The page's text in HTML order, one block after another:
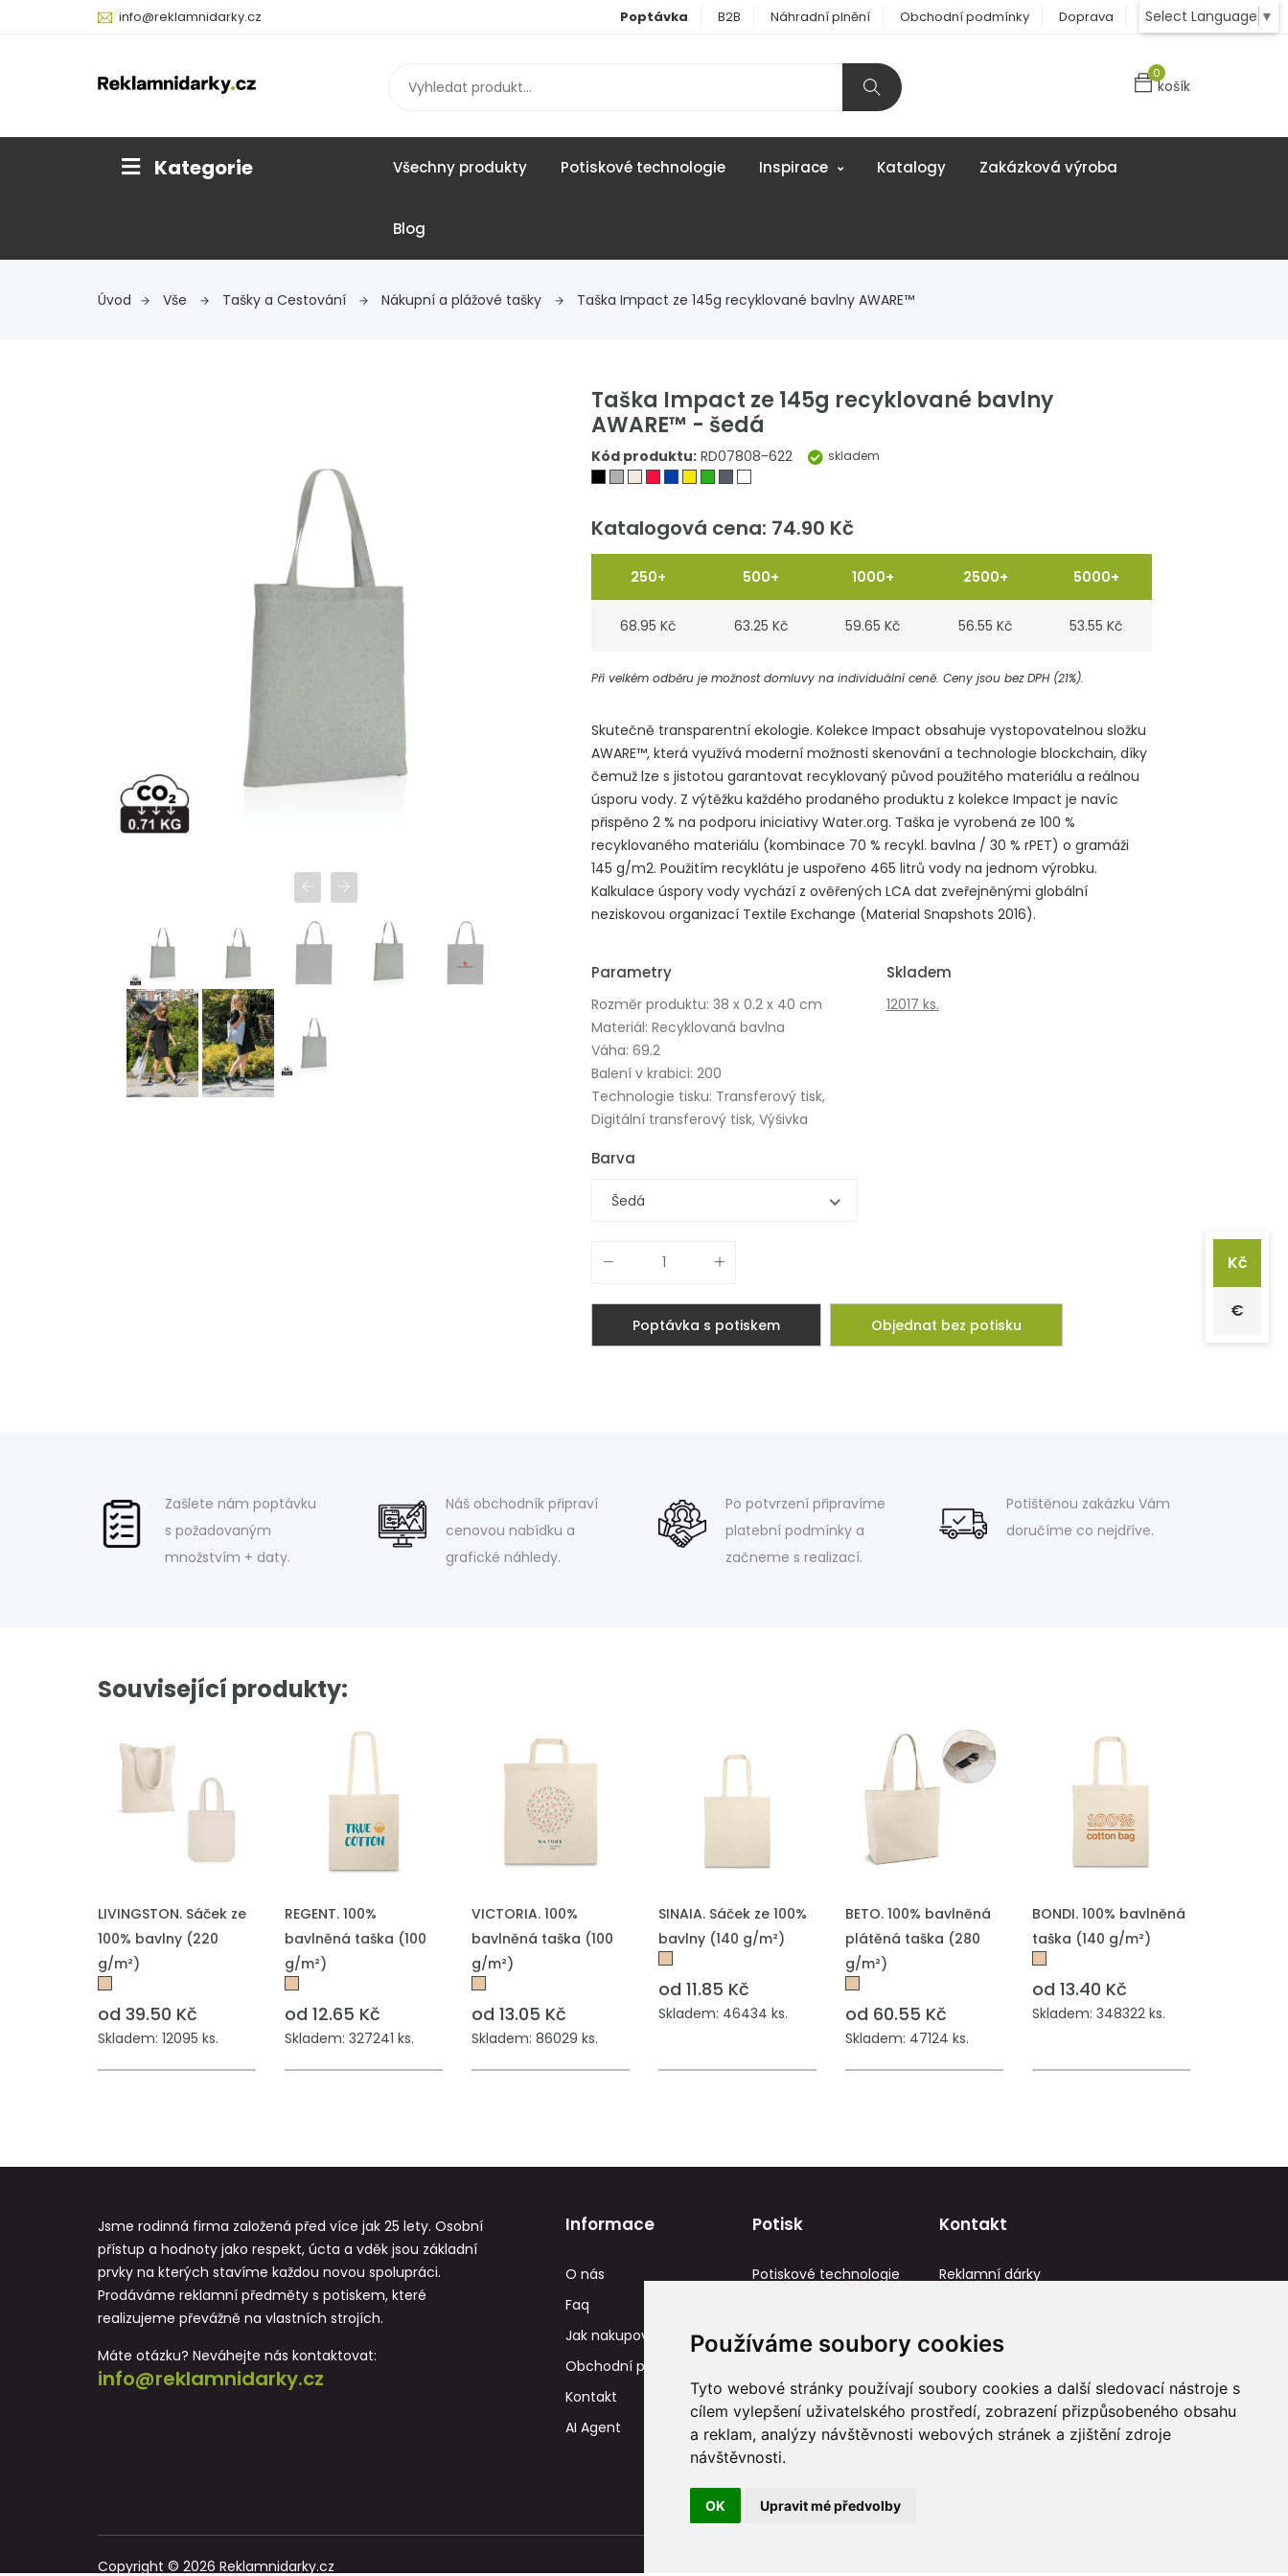
Používáme soubory cookies
Tyto webové stránky používají soubory cookies a další sledovací nástroje s
cílem vylepšení uživatelského prostředí, zobrazení přizpůsobeného obsahu
a reklam, analýzy návštěvnosti webových stránek a zjištění zdroje
návštěvnosti.
OK Upravit mé předvolby
Select Language ▼
info@reklamnidarky.cz Poptávka B2B Náhradní plnění Obchodní podmínky Doprava Kontakt
0
košík
Kategorie Všechny produkty Potiskové technologie Inspirace Katalogy Zakázková výroba
Blog
Úvod Vše Tašky a Cestování Nákupní a plážové tašky Taška Impact ze 145g recyklované bavlny AWARE™
Taška Impact ze 145g recyklované bavlny
AWARE™ - šedá
Kód produktu: RD07808-622 skladem
Katalogová cena: 74.90 Kč
250+ 500+ 1000+ 2500+ 5000+
68.95 Kč 63.25 Kč 59.65 Kč 56.55 Kč 53.55 Kč
Při velkém odběru je možnost domluvy na individuální ceně. Ceny jsou bez DPH (21%).
Skutečně transparentní ekologie. Kolekce Impact obsahuje vystopovatelnou složku
AWARE™, která využívá moderní možnosti skenování a technologie blockchain, díky
čemuž lze s jistotou garantovat recyklovaný původ použitého materiálu a reálnou
úsporu vody. Z výtěžku každého prodaného produktu z kolekce Impact je navíc
přispěno 2 % na podporu iniciativy Water.org. Taška je vyrobená ze 100 %
recyklovaného materiálu (kombinace 70 % recykl. bavlna / 30 % rPET) o gramáži
145 g/m2. Použitím recyklátu je uspořeno 465 litrů vody na jednom výrobku.
Kalkulace úspory vody vychází z ověřených LCA dat zveřejněnými globální
neziskovou organizací Textile Exchange (Material Snapshots 2016).
Parametry
Rozměr produktu: 38 x 0.2 x 40 cm
Materiál: Recyklovaná bavlna
Váha: 69.2
Balení v krabici: 200
Technologie tisku: Transferový tisk,
Digitální transferový tisk, Výšivka
Skladem
12017 ks.
Barva
Šedá
Poptávka s potiskem Objednat bez potisku
Zašlete nám poptávku
s požadovaným
množstvím + daty.
Náš obchodník připraví
cenovou nabídku a
grafické náhledy.
Po potvrzení připravíme
platební podmínky a
začneme s realizací.
Potištěnou zakázku Vám
doručíme co nejdříve.
Související produkty:
PŘIDAT DO POPTÁVKY
LIVINGSTON. Sáček ze
100% bavlny (220
g/m²)
od 39.50 Kč
Skladem: 12095 ks.
PŘIDAT DO POPTÁVKY
REGENT. 100%
bavlněná taška (100
g/m²)
od 12.65 Kč
Skladem: 327241 ks.
PŘIDAT DO POPTÁVKY
VICTORIA. 100%
bavlněná taška (100
g/m²)
od 13.05 Kč
Skladem: 86029 ks.
PŘIDAT DO POPTÁVKY
SINAIA. Sáček ze 100%
bavlny (140 g/m²)
od 11.85 Kč
Skladem: 46434 ks.
PŘIDAT DO POPTÁVKY
BETO. 100% bavlněná
plátěná taška (280
g/m²)
od 60.55 Kč
Skladem: 47124 ks.
PŘIDAT DO POPTÁVKY
BONDI. 100% bavlněná
taška (140 g/m²)
od 13.40 Kč
Skladem: 348322 ks.
Jsme rodinná firma založená před více jak 25 lety. Osobní
přístup a hodnoty jako respekt, úcta a vděk jsou základní
prvky na kterých stavíme každou novou spolupráci.
Prodáváme reklamní předměty s potiskem, které
realizujeme převážně na vlastních strojích.
Máte otázku? Neváhejte nás kontaktovat:
info@reklamnidarky.cz
Informace
O nás
Faq
Jak nakupovat
Obchodní podmínky
Kontakt
AI Agent
Potisk
Potiskové technologie
Tisková data
Kontakt
Reklamní dárky
+420 736 787 715
Copyright © 2026 Reklamnidarky.cz
Kč
€